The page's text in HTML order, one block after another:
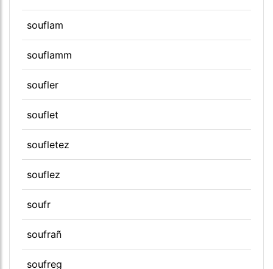
souflam
souflamm
soufler
souflet
soufletez
souflez
soufr
soufrañ
soufreg